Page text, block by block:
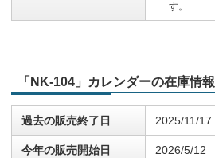
す。
「NK-104」カレンダーの在庫情報
過去の販売終了日 2025/11/17
今年の販売開始日 2026/5/12